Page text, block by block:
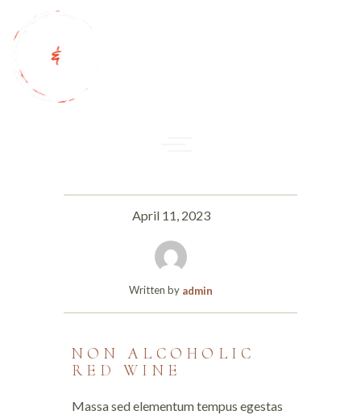
April 11, 2023
Written by admin
NON ALCOHOLIC
RED WINE
Massa sed elementum tempus egestas